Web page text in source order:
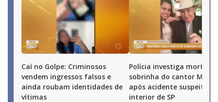
Caí no Golpe: Criminosos
vendem ingressos falsos e
ainda roubam identidades de
vítimas
Polícia investiga morte de
sobrinha do cantor
após acidente suspeito
interior de SP